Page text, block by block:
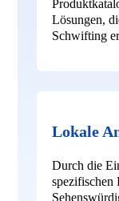
Lösungen,
Schwifting
Lokale
Durch die
spezifischen